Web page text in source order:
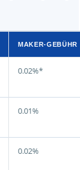
MAKER-GEBÜHR
0.02%*
0.01%
0.02%